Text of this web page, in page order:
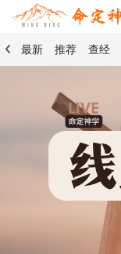
最新 推荐 查经
祷告精选
见证精选
101课程
洗礼礼文
圣餐礼文
04 民数记
07 士师记
08 路得
11
16 尼